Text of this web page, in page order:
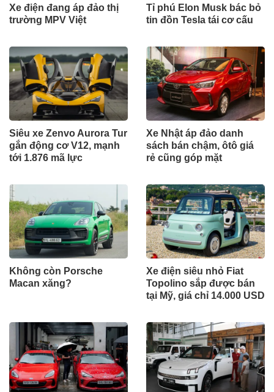
Xe điện đang áp đảo thị
trường MPV Việt
Tỉ phú Elon Musk bác bỏ
tin đồn Tesla tái cơ cấu
Siêu xe Zenvo Aurora Tur
gắn động cơ V12, mạnh
tới 1.876 mã lực
Xe Nhật áp đảo danh
sách bán chậm, ôtô giá
rẻ cũng góp mặt
Không còn Porsche
Macan xăng?
Xe điện siêu nhỏ Fiat
Topolino sắp được bán
tại Mỹ, giá chỉ 14.000 USD